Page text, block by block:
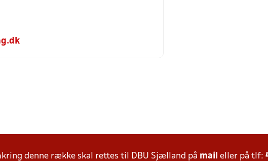
denne række skal rettes til DBU Sjælland på mail eller på tlf: